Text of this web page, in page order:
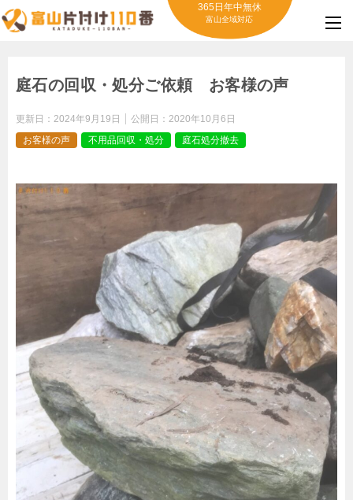
365日年中無休
富山全域対応
庭石の回収・処分ご依頼 お客様の声
更新日： 2024年9月19日 公開日： 2020年10月6日
お客様の声
不用品回収・処分 庭石処分撤去